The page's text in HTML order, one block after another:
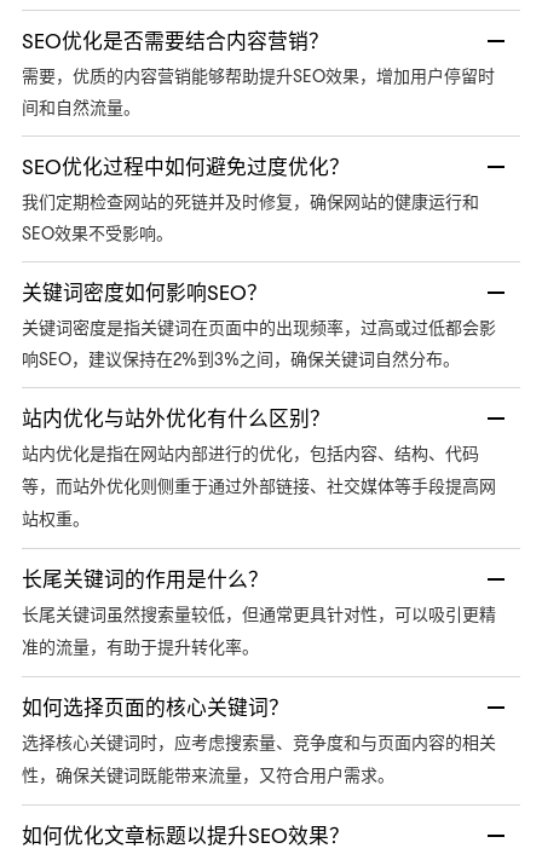
SEO优化是否需要结合内容营销？
需要，优质的内容营销能够帮助提升SEO效果，增加用户停留时
间和自然流量。
SEO优化过程中如何避免过度优化？
我们定期检查网站的死链并及时修复，确保网站的健康运行和
SEO效果不受影响。
关键词密度如何影响SEO？
关键词密度是指关键词在页面中的出现频率，过高或过低都会影
响SEO，建议保持在2%到3%之间，确保关键词自然分布。
站内优化与站外优化有什么区别？
站内优化是指在网站内部进行的优化，包括内容、结构、代码
等，而站外优化则侧重于通过外部链接、社交媒体等手段提高网
站权重。
长尾关键词的作用是什么？
长尾关键词虽然搜索量较低，但通常更具针对性，可以吸引更精
准的流量，有助于提升转化率。
如何选择页面的核心关键词？
选择核心关键词时，应考虑搜索量、竞争度和与页面内容的相关
性，确保关键词既能带来流量，又符合用户需求。
如何优化文章标题以提升SEO效果？